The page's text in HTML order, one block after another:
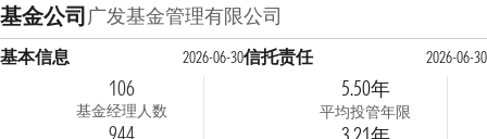
基金公司广发基金管理有限公司
基本信息 2026-06-30
106
基金经理人数
信托责任 2026-06-30
5.50年
平均投管年限